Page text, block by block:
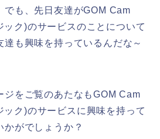
でも、先日友達がGOM Cam
ク)のサービスのことについて
達も興味を持っているんだな～
ジをご覧のあたなもGOM Cam
ク)のサービスに興味を持って
かがでしょうか？